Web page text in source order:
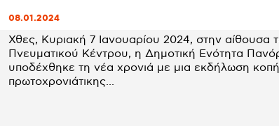
08.01.2024
Χθες, Κυριακή 7 Ιανουαρίου 2024, στην αίθουσα
Πνευματικού Κέντρου, η Δημοτική Ενότητα
υποδέχθηκε τη νέα χρονιά με μια εκδήλωση
πρωτοχρονιάτικης...